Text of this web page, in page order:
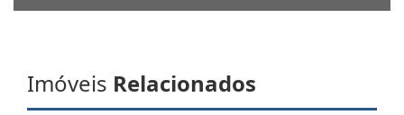
Imóveis Relacionados